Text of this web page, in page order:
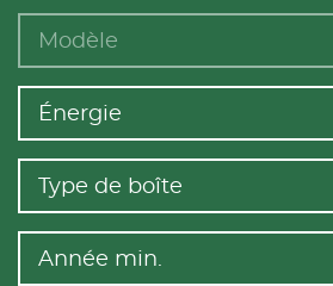
Modèle
Énergie
Type de boîte
Année min.